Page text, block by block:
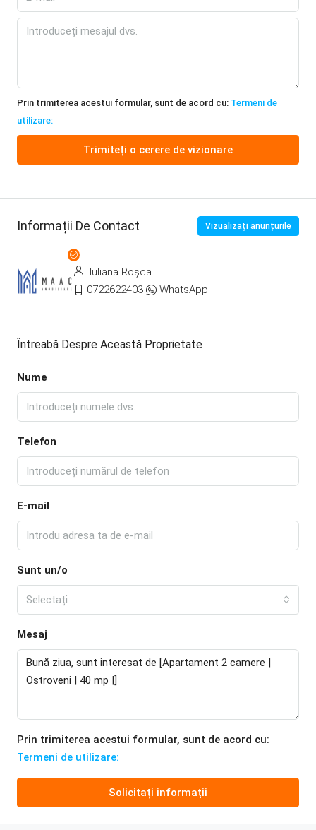
Prin trimiterea acestui formular, sunt de acord cu: Termeni de
utilizare:
Trimiteți o cerere de vizionare
Informații De Contact Vizualizați anunțurile
Iuliana Roșca
0722622403
WhatsApp
Întreabă Despre Această Proprietate
Nume
Telefon
E-mail
Sunt un/o
Selectați
Mesaj
Prin trimiterea acestui formular, sunt de acord cu:
Termeni de utilizare:
Solicitați informații